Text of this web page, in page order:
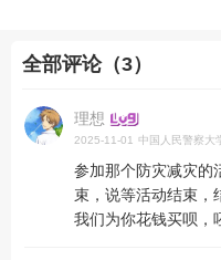
全部评论（3）
理想
2025-11-01 中国人民警察大
参加那个防灾减灾的
束，说等活动结束，